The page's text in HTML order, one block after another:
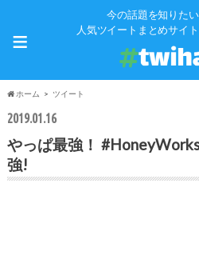
今の話題を知りた
人気ツイートまとめサイ
≡
ホーム ツイート
2019.01.16
やっぱ最強！
強!